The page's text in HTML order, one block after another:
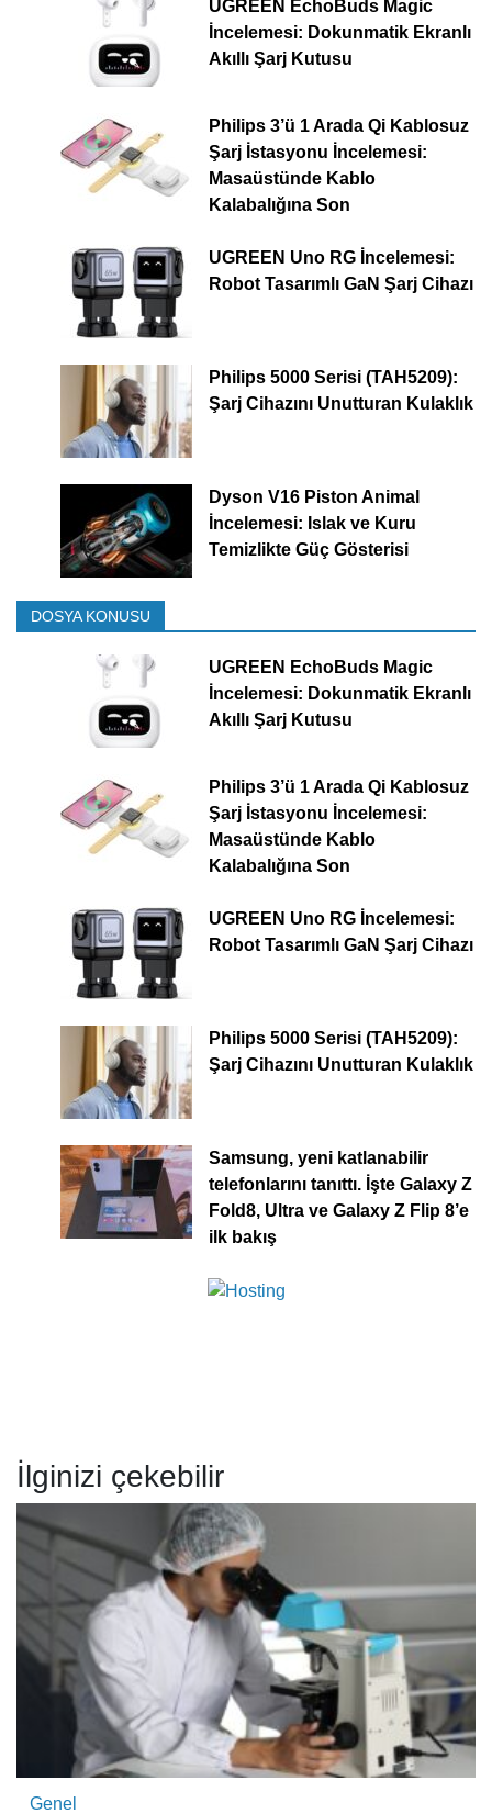
UGREEN EchoBuds Magic
İncelemesi: Dokunmatik Ekranlı
Akıllı Şarj Kutusu
Philips 3’ü 1 Arada Qi Kablosuz
Şarj İstasyonu İncelemesi:
Masaüstünde Kablo
Kalabalığına Son
UGREEN Uno RG İncelemesi:
Robot Tasarımlı GaN Şarj Cihazı
Philips 5000 Serisi (TAH5209):
Şarj Cihazını Unutturan Kulaklık
Dyson V16 Piston Animal
İncelemesi: Islak ve Kuru
Temizlikte Güç Gösterisi
DOSYA KONUSU
UGREEN EchoBuds Magic
İncelemesi: Dokunmatik Ekranlı
Akıllı Şarj Kutusu
Philips 3’ü 1 Arada Qi Kablosuz
Şarj İstasyonu İncelemesi:
Masaüstünde Kablo
Kalabalığına Son
UGREEN Uno RG İncelemesi:
Robot Tasarımlı GaN Şarj Cihazı
Philips 5000 Serisi (TAH5209):
Şarj Cihazını Unutturan Kulaklık
Samsung, yeni katlanabilir
telefonlarını tanıttı. İşte Galaxy Z
Fold8, Ultra ve Galaxy Z Flip 8’e
ilk bakış
İlginizi çekebilir
Genel